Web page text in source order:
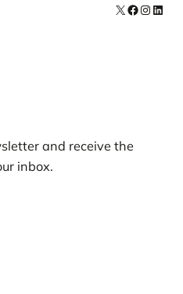
X Facebook
and receive the
inbox.